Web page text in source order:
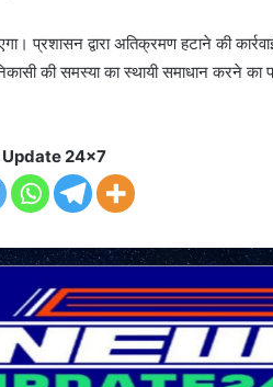
प्रशासन द्वारा अतिक्रमण हटाने की
की समस्या का स्थायी समाधान करने का
Update 24x7